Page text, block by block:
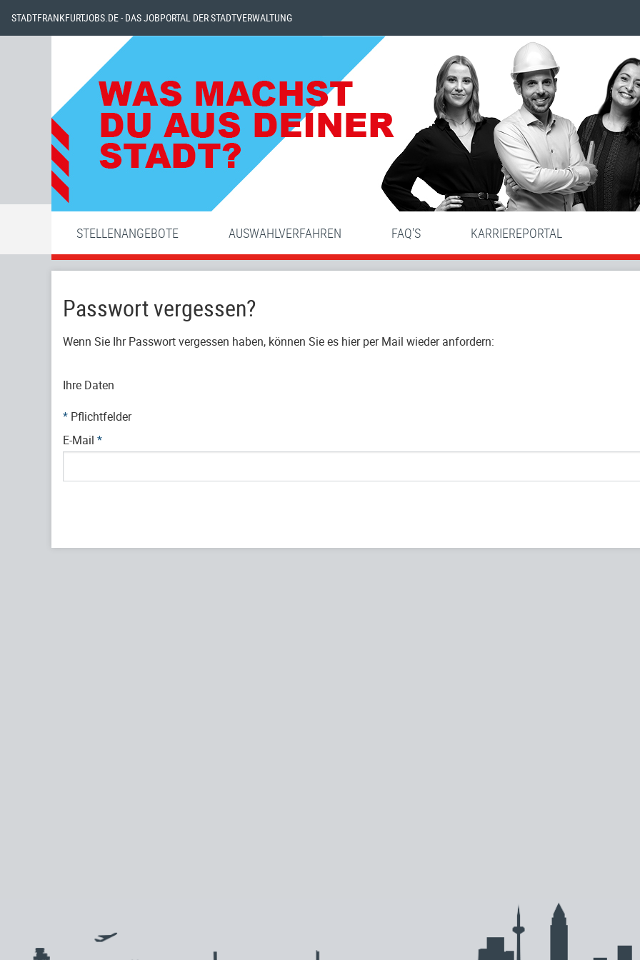
STADTFRANKFURTJOBS.DE - DAS JOBPORTAL DER STADTVERWALTUNG
STELLENANGEBOTE AUSWAHLVERFAHREN FAQ'S KARRIEREPORTAL
Passwort vergessen?
Wenn Sie Ihr Passwort vergessen haben, können Sie es hier per Mail wieder anfordern:
Ihre Daten
* Pflichtfelder
E-Mail *